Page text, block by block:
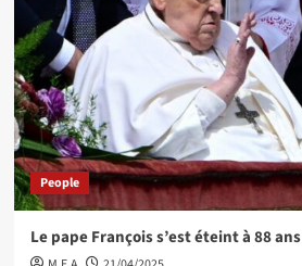
People
Le pape François s’est éteint à 88 ans